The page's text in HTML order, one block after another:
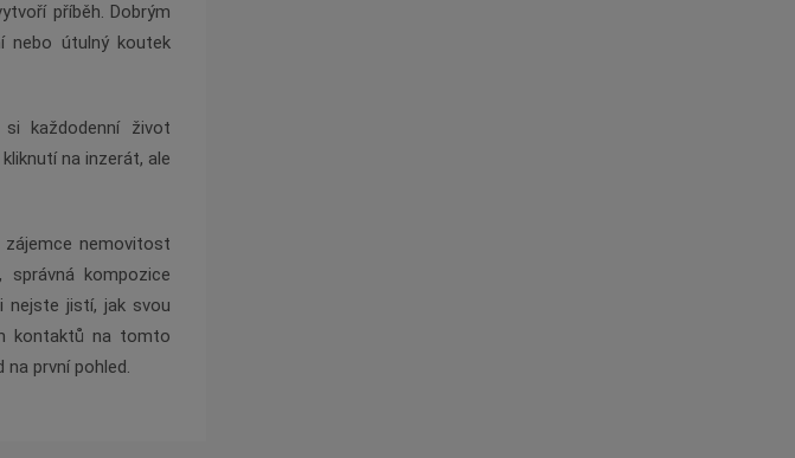
příběh. Dobrým
nebo útulný koutek
každodenní život
na inzerát, ale
nemovitost
kompozice
nejste jistí, jak svou
kontaktů na tomto
první pohled.